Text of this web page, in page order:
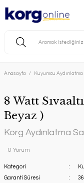
Anasayfa Kuyumcu Aydınlatma
8 Watt
Beyaz )
Korg Aydınlatma
0 Yorum
Kategori
Garanti Süresi